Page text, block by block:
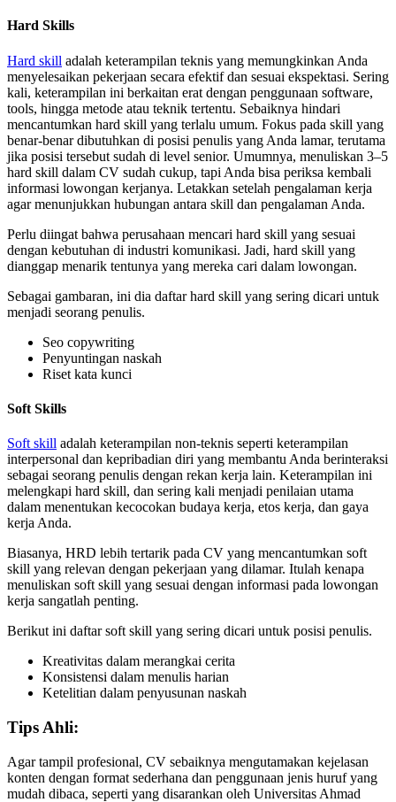
Hard Skills
Hard skill adalah keterampilan teknis yang memungkinkan Anda
menyelesaikan pekerjaan secara efektif dan sesuai ekspektasi. Sering
kali, keterampilan ini berkaitan erat dengan penggunaan software,
tools, hingga metode atau teknik tertentu. Sebaiknya hindari
mencantumkan hard skill yang terlalu umum. Fokus pada skill yang
benar-benar dibutuhkan di posisi penulis yang Anda lamar, terutama
jika posisi tersebut sudah di level senior. Umumnya, menuliskan 3–5
hard skill dalam CV sudah cukup, tapi Anda bisa periksa kembali
informasi lowongan kerjanya. Letakkan setelah pengalaman kerja
agar menunjukkan hubungan antara skill dan pengalaman Anda.
Perlu diingat bahwa perusahaan mencari hard skill yang sesuai
dengan kebutuhan di industri komunikasi. Jadi, hard skill yang
dianggap menarik tentunya yang mereka cari dalam lowongan.
Sebagai gambaran, ini dia daftar hard skill yang sering dicari untuk
menjadi seorang penulis.
Seo copywriting
Penyuntingan naskah
Riset kata kunci
Soft Skills
Soft skill adalah keterampilan non-teknis seperti keterampilan
interpersonal dan kepribadian diri yang membantu Anda berinteraksi
sebagai seorang penulis dengan rekan kerja lain. Keterampilan ini
melengkapi hard skill, dan sering kali menjadi penilaian utama
dalam menentukan kecocokan budaya kerja, etos kerja, dan gaya
kerja Anda.
Biasanya, HRD lebih tertarik pada CV yang mencantumkan soft
skill yang relevan dengan pekerjaan yang dilamar. Itulah kenapa
menuliskan soft skill yang sesuai dengan informasi pada lowongan
kerja sangatlah penting.
Berikut ini daftar soft skill yang sering dicari untuk posisi penulis.
Kreativitas dalam merangkai cerita
Konsistensi dalam menulis harian
Ketelitian dalam penyusunan naskah
Tips Ahli:
Agar tampil profesional, CV sebaiknya mengutamakan kejelasan
konten dengan format sederhana dan penggunaan jenis huruf yang
mudah dibaca, seperti yang disarankan oleh Universitas Ahmad